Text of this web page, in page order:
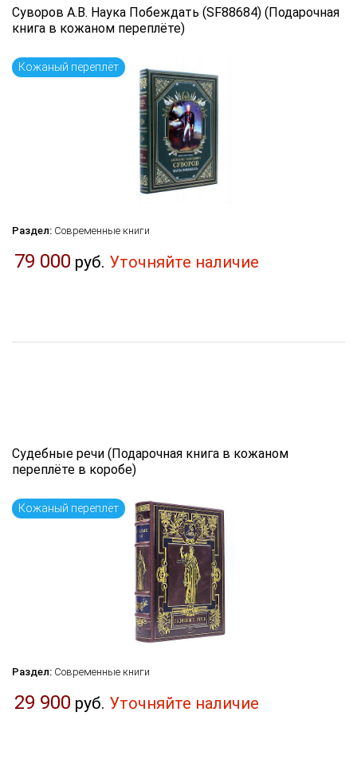
Суворов А.В. Наука Побеждать (SF88684) (Подарочная
книга в кожаном переплёте)
Кожаный переплёт
Раздел: Современные книги
79 000 руб. Уточняйте наличие
Судебные речи (Подарочная книга в кожаном
переплёте в коробе)
Кожаный переплёт
Раздел: Современные книги
29 900 руб. Уточняйте наличие